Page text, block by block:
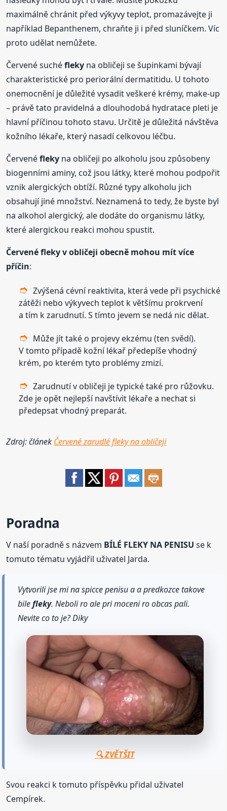
maximálně chránit před výkyvy teplot, promazávejte ji
například Bepanthenem, chraňte ji i před sluníčkem. Víc
proto udělat nemůžete.
Červené suchéfleky na obličeji se šupinkami bývají
charakteristické pro periorální dermatitidu. U tohoto
onemocnění je důležité vysadit veškeré krémy, make-up
– právě tato pravidelná a dlouhodobá hydratace pleti je
hlavní příčinou tohoto stavu. Určitě je důležitá návštěva
kožního lékaře, který nasadí celkovou léčbu.
Červenéfleky na obličeji po alkoholu jsou způsobeny
biogenními aminy, což jsou látky, které mohou podpořit
vznik alergických obtíží. Různé typy alkoholu jich
obsahují jiné množství. Neznamená to tedy, že byste byl
na alkohol alergický, ale dodáte do organismu látky,
které alergickou reakci mohou spustit.
Červenéflekyv obličeji obecně mohou mít více
příčin:
Zvýšená cévní reaktivita, která vede při psychické
zátěži nebo výkyvech teplot k většímu prokrvení
a tím k zarudnutí. S tímto jevem se nedá nic dělat.
Může jít také o projevy ekzému (ten svědí).
V tomto případě kožní lékař předepíše vhodný
krém, po kterém tyto problémy zmizí.
Zarudnutí v obličeji je typické také pro růžovku.
Zde je opět nejlepší navštívit lékaře a nechat si
předepsat vhodný preparát.
Zdroj: článek Červené zarudlé fleky na obličeji
Poradna
V naší poradně s názvem BÍLÉ FLEKY NA PENISU se k
tomuto tématu vyjádřil uživatel Jarda.
Vytvorili jse mi na spicce penisu a a predkozce takove
bilefleky. Neboli ro ale pri moceni ro obcas pali.
Nevite co to je? Diky
🔍 ZVĚTŠIT
Svou reakci k tomuto příspěvku přidal uživatel
Cempírek.